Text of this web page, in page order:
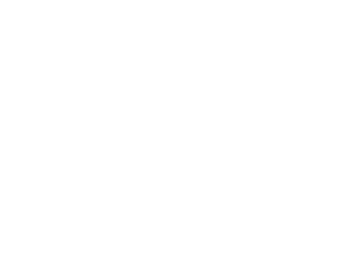
Артикул 1726205-2S.T
25 мм, закрытый,